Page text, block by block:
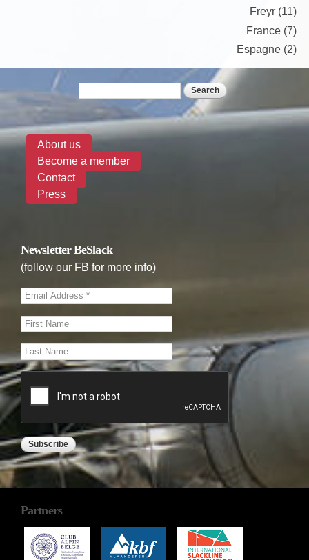
Freyr (11)
France (7)
Espagne (2)
Search form
About us
Become a member
Contact
Press
Newsletter BeSlack
(follow our FB for more info)
Partners